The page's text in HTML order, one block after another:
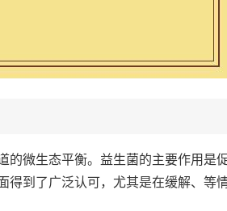
微生态平衡。益生菌的主要作用是
得到了广泛认可，尤其是在缓解、等